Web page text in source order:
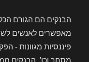
הבנקים הם הגורם
מאפשרים לאנשים
פיננסיות מגוונות -